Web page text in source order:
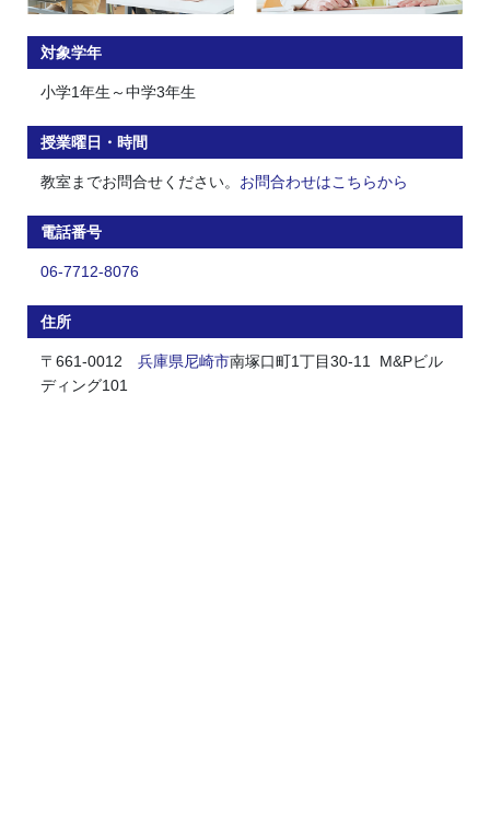
対象学年
小学1年生～中学3年生
授業曜日・時間
教室までお問合せください。 お問合わせはこちらから
電話番号
06-7712-8076
住所
〒661-0012 兵庫県尼崎市南塚口町1丁目30-11 M&Pビル
ディング101